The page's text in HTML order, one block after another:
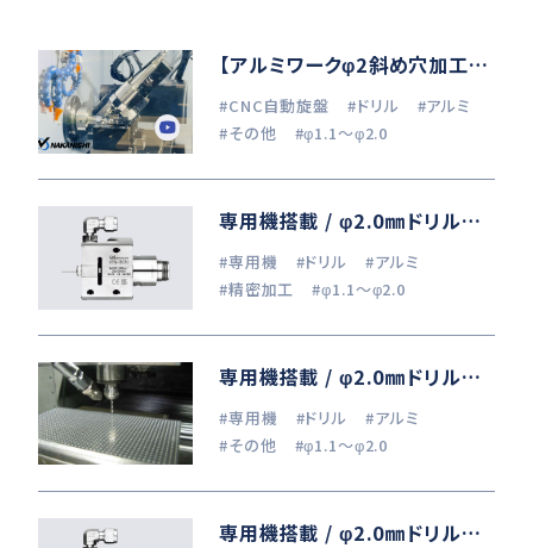
【アルミワークφ2斜め穴加工】くし刃旋盤×自動工具交換スピンドル
#CNC自動旋盤 #ドリル
#アルミ
#その他
#φ1.1～φ2.0
専用機搭載 / φ2.0㎜ドリル加工 (A6061)
#専用機 #ドリル
#アルミ
#精密加工
#φ1.1～φ2.0
専用機搭載 / φ2.0㎜ドリル加工 (A6061)
#専用機 #ドリル
#アルミ
#その他
#φ1.1～φ2.0
専用機搭載 / φ2.0㎜ドリル加工 (C2801)